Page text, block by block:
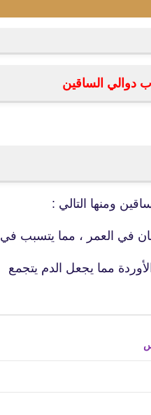
دوالي الساقين
ومنها التالي :
في العمر ، مما يتسبب في
مما يجعل الدم يتجمع